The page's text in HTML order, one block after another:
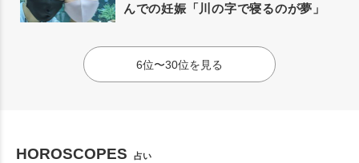
んでの妊娠「川の字で寝るのが夢」
6位〜30位を見る
HOROSCOPES 占い